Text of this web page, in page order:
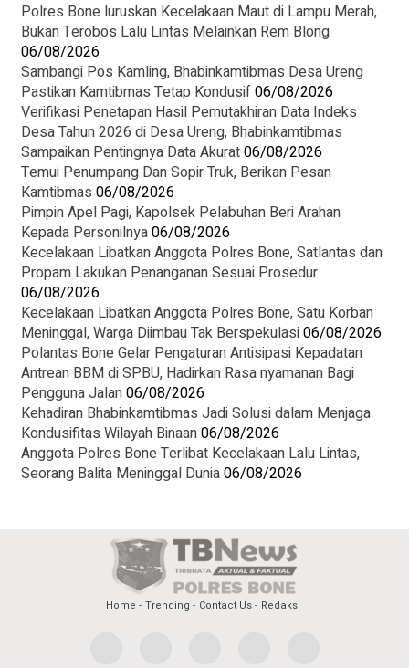
Polres Bone luruskan Kecelakaan Maut di Lampu Merah,
Bukan Terobos Lalu Lintas Melainkan Rem Blong
06/08/2026
Sambangi Pos Kamling, Bhabinkamtibmas Desa Ureng
Pastikan Kamtibmas Tetap Kondusif06/08/2026
Verifikasi Penetapan Hasil Pemutakhiran Data Indeks
Desa Tahun 2026 di Desa Ureng, Bhabinkamtibmas
Sampaikan Pentingnya Data Akurat06/08/2026
Temui Penumpang Dan Sopir Truk, Berikan Pesan
Kamtibmas 06/08/2026
Pimpin Apel Pagi, Kapolsek Pelabuhan Beri Arahan
Kepada Personilnya06/08/2026
Kecelakaan Libatkan Anggota Polres Bone, Satlantas dan
Propam Lakukan Penanganan Sesuai Prosedur
06/08/2026
Kecelakaan Libatkan Anggota Polres Bone, Satu Korban
Meninggal, Warga Diimbau Tak Berspekulasi06/08/2026
Polantas Bone Gelar Pengaturan Antisipasi Kepadatan
Antrean BBM di SPBU, Hadirkan Rasa nyamanan Bagi
Pengguna Jalan06/08/2026
Kehadiran Bhabinkamtibmas Jadi Solusi dalam Menjaga
Kondusifitas Wilayah Binaan06/08/2026
Anggota Polres Bone Terlibat Kecelakaan Lalu Lintas,
Seorang Balita Meninggal Dunia06/08/2026
Home Trending Contact Us Redaksi